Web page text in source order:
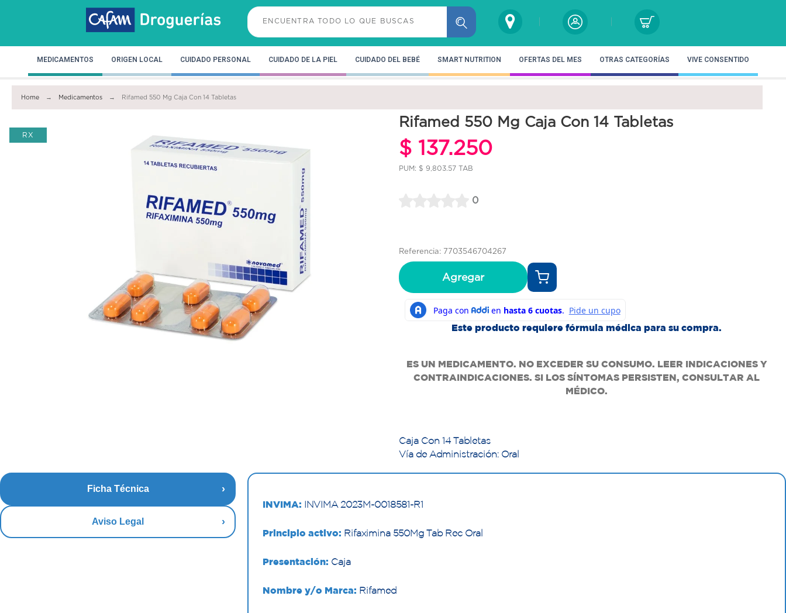
MEDICAMENTOS ORIGEN LOCAL CUIDADO PERSONAL CUIDADO DE LA PIEL CUIDADO DEL BEBÉ SMART NUTRITION OFERTAS DEL MES OTRAS CATEGORÍAS VIVE CONSENTIDO
Home Medicamentos Rifamed 550 Mg Caja Con 14 Tabletas
RX
Rifamed 550 Mg Caja Con 14 Tabletas
$ 137.250
PUM: $ 9,803.57 TAB
0
Referencia: 7703546704267
Agregar
Este producto requiere fórmula médica para su compra.
ES UN MEDICAMENTO. NO EXCEDER SU CONSUMO. LEER INDICACIONES Y
CONTRAINDICACIONES. SI LOS SÍNTOMAS PERSISTEN, CONSULTAR AL
MÉDICO.
Caja Con 14 Tabletas
Vía de Administración: Oral
Ficha Técnica
Aviso Legal
INVIMA: INVIMA 2023M-0018581-R1
Principio activo: Rifaximina 550Mg Tab Rec Oral
Presentación: Caja
Nombre y/o Marca: Rifamed